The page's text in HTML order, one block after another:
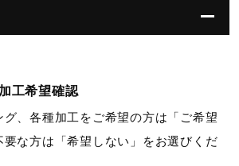
工希望確認
、各種加工をご希望の方は「ご希望
な方は「希望しない」をお選びくだ